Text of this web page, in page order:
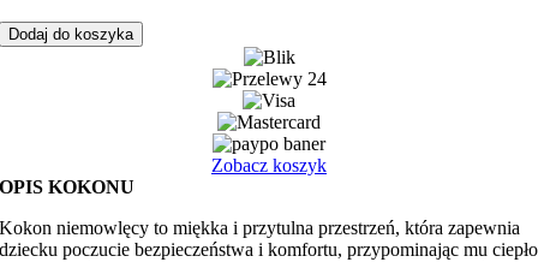
Dodaj do koszyka
Zobacz koszyk
OPIS KOKONU
Kokon niemowlęcy to miękka i przytulna przestrzeń, która zapewnia
dziecku poczucie bezpieczeństwa i komfortu, przypominając mu ciepło